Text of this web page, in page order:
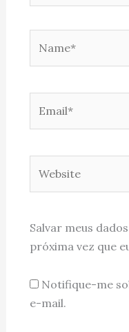
Salvar meus
próxima vez que
Notifique-me
e-mail.